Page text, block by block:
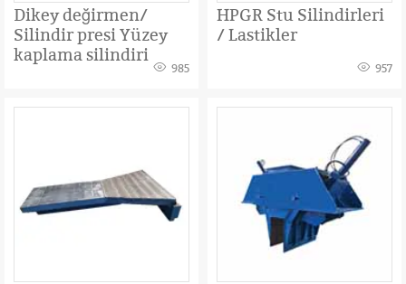
Dikey değirmen/
Silindir presi Yüzey
kaplama silindiri
985
HPGR Stu Silindirleri
/ Lastikler
957